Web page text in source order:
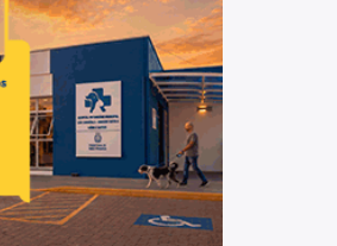
e procedimentos